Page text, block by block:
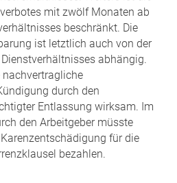
mit zwölf Monaten ab
beschränkt. Die
ist letztlich auch von der
abhängig.
durch den
Entlassung wirksam. Im
den Arbeitgeber müsste
für die
bezahlen.